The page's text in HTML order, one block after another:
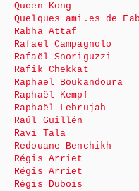
Queen Kong
Quelques ami.es de
Rabha Attaf
Rafael Campagnolo
Rafaël Snoriguzzi
Rafik Chekkat
Raphaël Boukandoura
Raphaël Kempf
Raphaël Lebrujah
Raúl Guillén
Ravi Tala
Redouane Benchikh
Régis Arriet
Régis Arriet
Régis Dubois